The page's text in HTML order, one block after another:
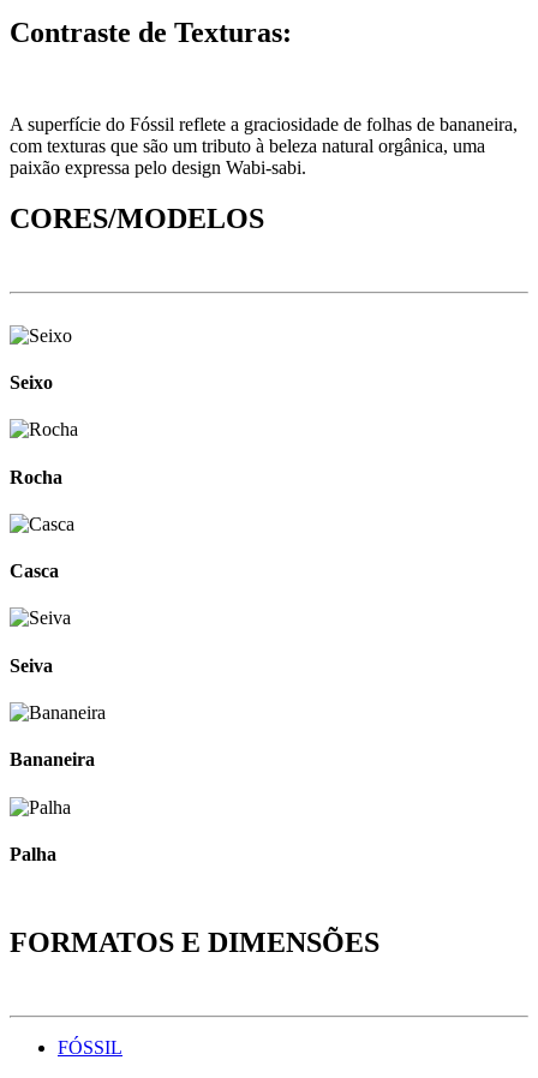
Contraste de Texturas:
A superfície do Fóssil reflete a graciosidade de folhas de bananeira,
com texturas que são um tributo à beleza natural orgânica, uma
paixão expressa pelo design Wabi-sabi.
CORES/MODELOS
Seixo
Rocha
Casca
Seiva
Bananeira
Palha
FORMATOS E DIMENSÕES
FÓSSIL